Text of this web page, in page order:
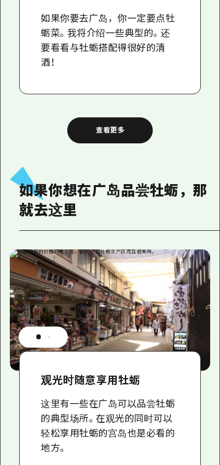
如果你要去广岛，你一定要点牡
蛎菜。我将介绍一些典型的。还
要看看与牡蛎搭配得很好的清
酒！
查看更多
如果你想在广岛品尝牡蛎，那
就去这里
观光时随意享用牡蛎
这里有一些在广岛可以品尝牡蛎
的典型场所。在观光的同时可以
轻松享用牡蛎的宫岛也是必看的
地方。